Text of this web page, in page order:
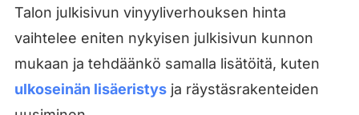
Talon julkisivun vinyyliverhouksen hinta
vaihtelee eniten nykyisen julkisivun kunnon
mukaan ja tehdäänkö samalla lisätöitä, kuten
ulkoseinän lisäeristysja räystäsrakenteiden